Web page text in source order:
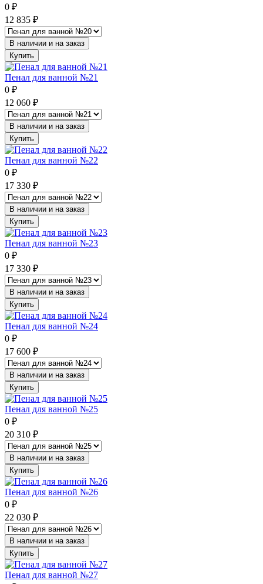
0 ₽
12 835 ₽
В наличии и на заказ
Купить
Пенал для ванной №21
0 ₽
12 060 ₽
В наличии и на заказ
Купить
Пенал для ванной №22
0 ₽
17 330 ₽
В наличии и на заказ
Купить
Пенал для ванной №23
0 ₽
17 330 ₽
В наличии и на заказ
Купить
Пенал для ванной №24
0 ₽
17 600 ₽
В наличии и на заказ
Купить
Пенал для ванной №25
0 ₽
20 310 ₽
В наличии и на заказ
Купить
Пенал для ванной №26
0 ₽
22 030 ₽
В наличии и на заказ
Купить
Пенал для ванной №27